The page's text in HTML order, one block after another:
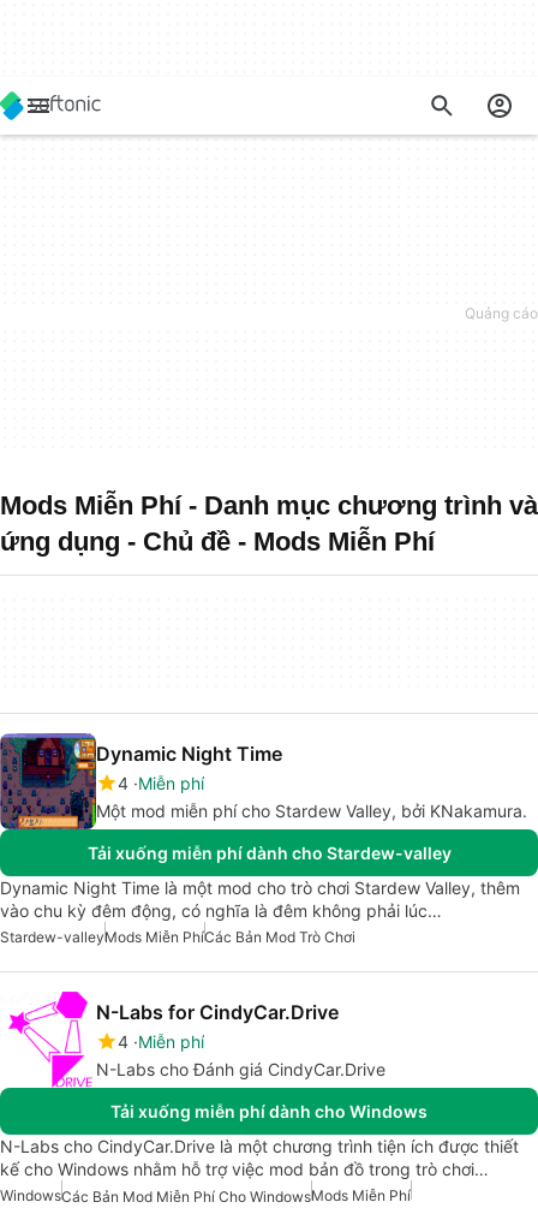
Mods Miễn Phí - Danh mục chương trình và
ứng dụng - Chủ đề - Mods Miễn Phí
Dynamic Night Time
4 Miễn phí
Một mod miễn phí cho Stardew Valley, bởi KNakamura.
Tải xuống miễn phí dành cho Stardew-valley
Dynamic Night Time là một mod cho trò chơi Stardew Valley, thêm
vào chu kỳ đêm động, có nghĩa là đêm không phải lúc…
Stardew-valleyMods Miễn PhíCác Bản Mod Trò Chơi
N-Labs for CindyCar.Drive
4 Miễn phí
N-Labs cho Đánh giá CindyCar.Drive
Tải xuống miễn phí dành cho Windows
N-Labs cho CindyCar.Drive là một chương trình tiện ích được thiết
kế cho Windows nhằm hỗ trợ việc mod bản đồ trong trò chơi…
WindowsCác Bản Mod Miễn Phí Cho WindowsMods Miễn Phí